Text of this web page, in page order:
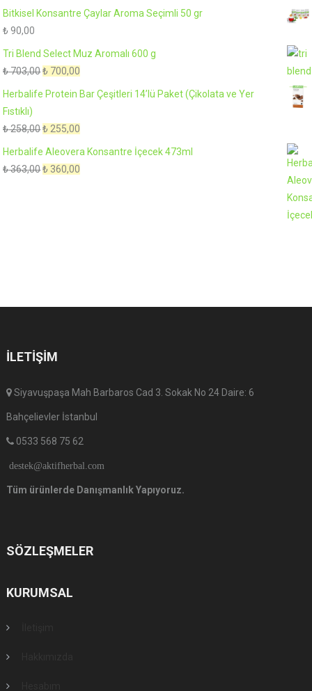
andaki
Bitkisel Konsantre Çaylar Aroma Seçimli 50 gr
₺ 90,00
Tri Blend Select Muz Aromalı 600 g
₺703,00Orijinal
fiyat:
₺ 700,00
andaki
₺ 700,00.
Herbalife Protein Bar Çeşitleri 14’lü Paket (Çikolata ve Yer
Fıstıklı)
₺258,00Orijinal
fiyat:
₺ 258,00.
₺ 255,00
andaki
fiyat:
Herbalife Aleovera Konsantre İçecek 473ml
₺363,00Orijinal
₺ 360,00
İLETIŞIM
Siyavuşpaşa Mah Barbaros Cad 3. Sokak No 24 Daire: 6
Bahçelievler İstanbul
0533 568 75 62
destek@aktifherbal.com
Tüm ürünlerde Danışmanlık Yapıyoruz.
SÖZLEŞMELER
KURUMSAL